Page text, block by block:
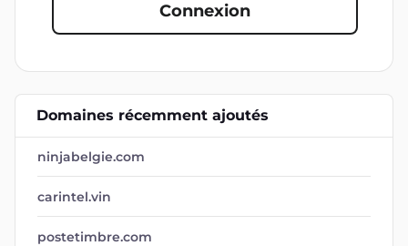
Connexion
Domaines récemment ajoutés
ninjabelgie.com
carintel.vin
postetimbre.com